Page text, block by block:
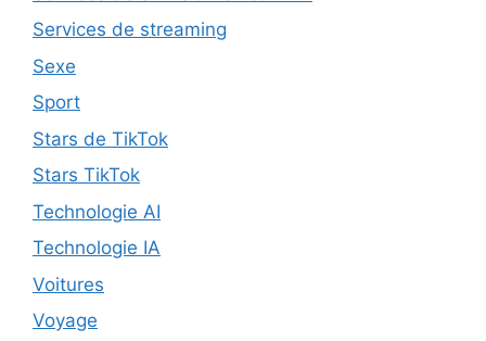
Services de streaming
Sexe
Sport
Stars de TikTok
Stars TikTok
Technologie AI
Technologie IA
Voitures
Voyage